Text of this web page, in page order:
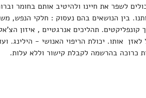
לשפר את חיינו ולהיטיב אותם בחומר
בין הנושאים בהם נעסוק : חלקי הנפש,
תהליכים אנרגטיים , איזון
אותו. יכולת הריפוי האנושי - הילינג.